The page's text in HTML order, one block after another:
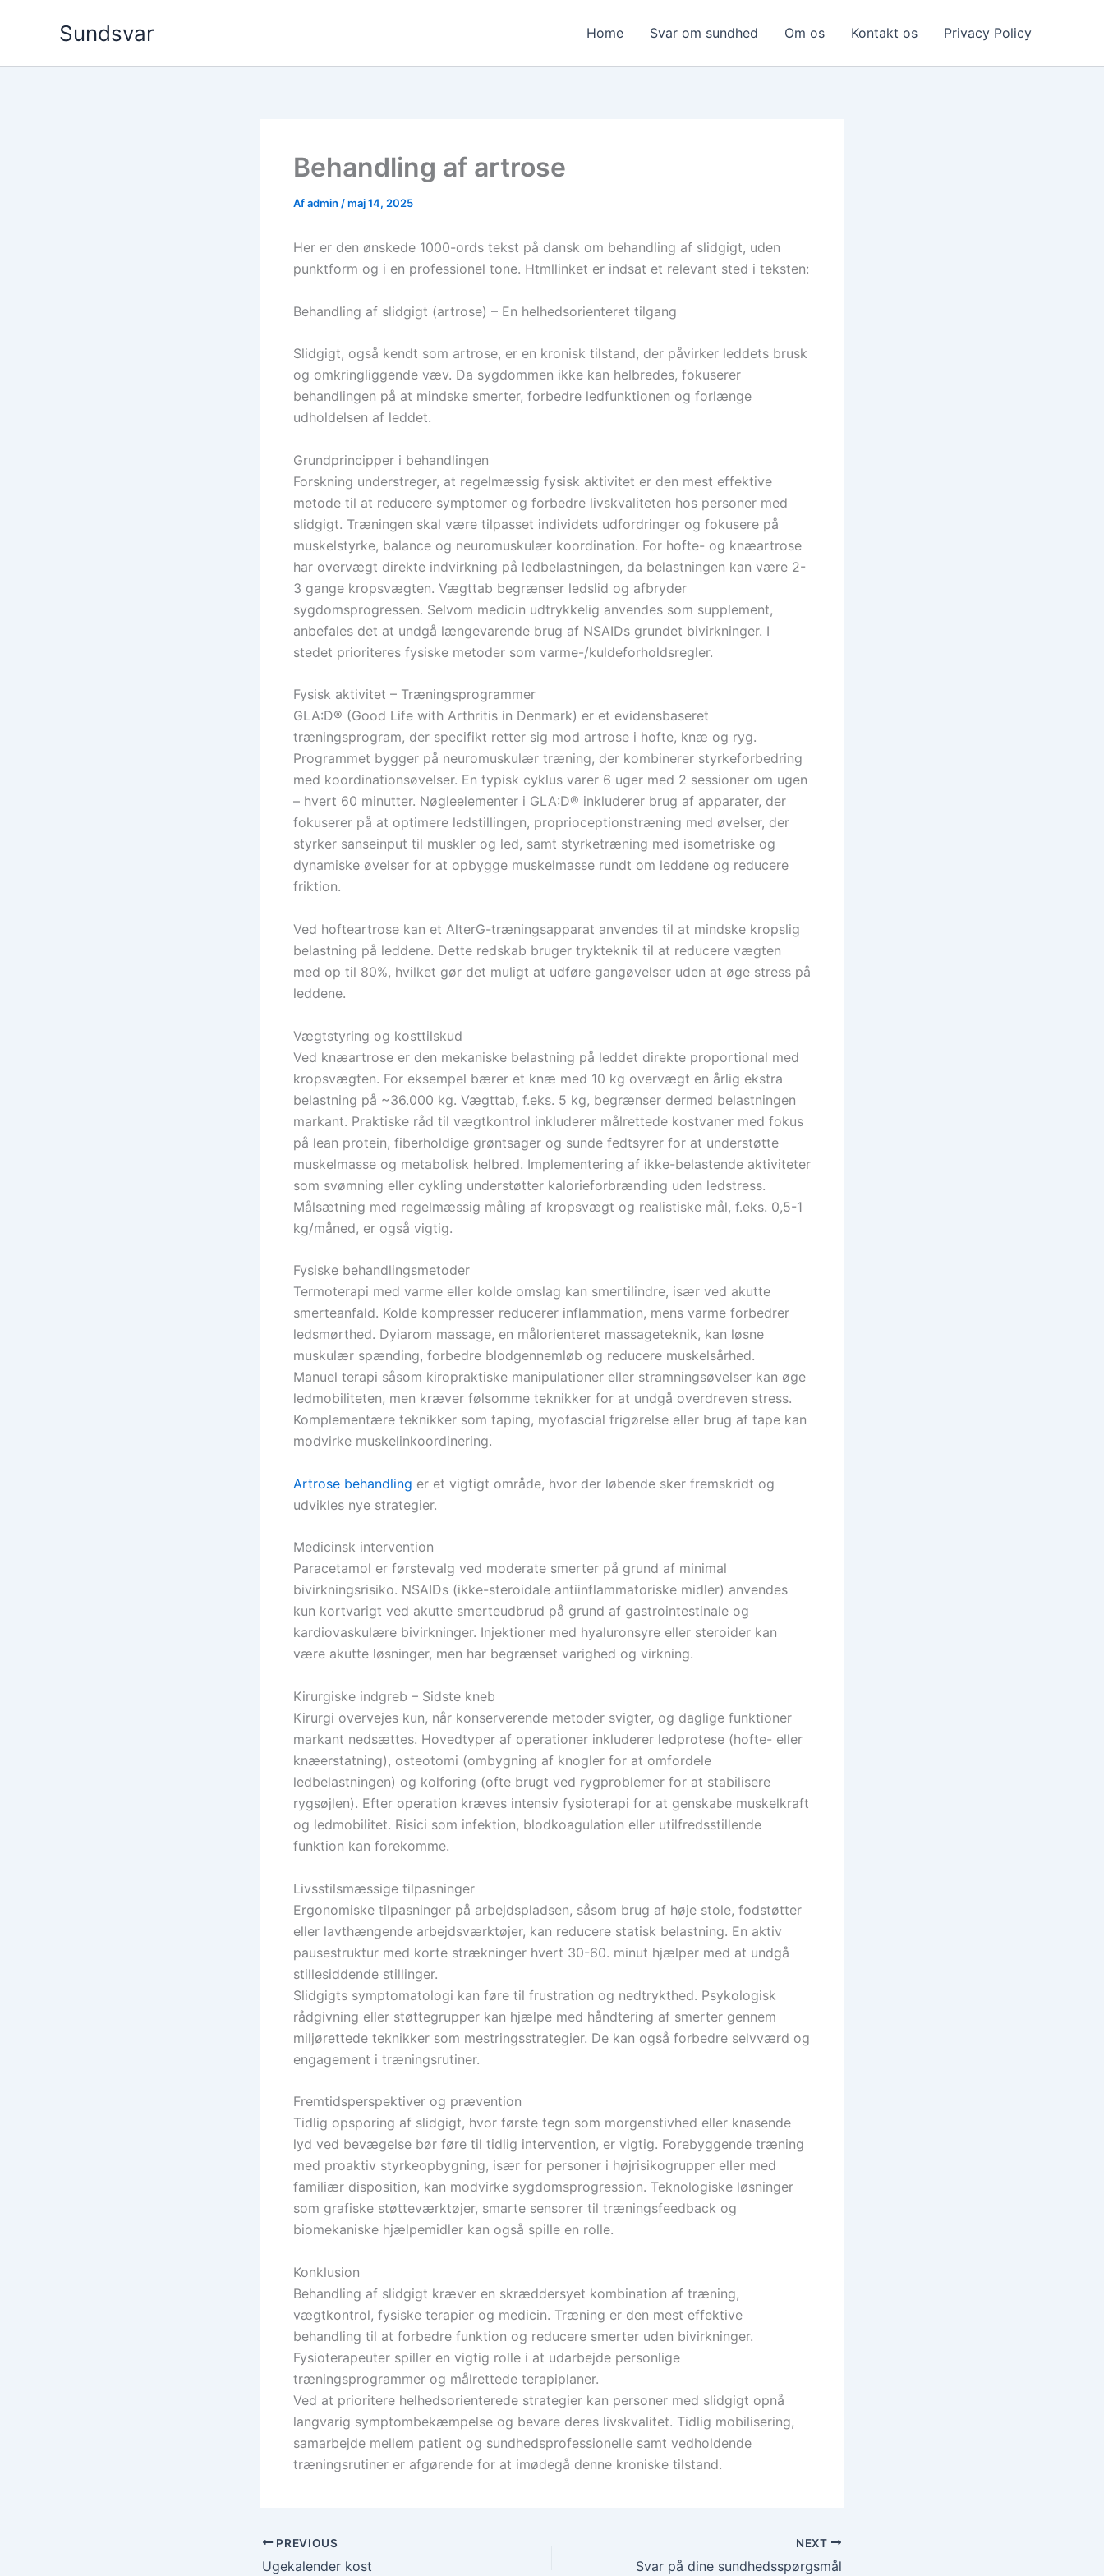
Sundsvar Home Svar om sundhed Om os Kontakt os Privacy Policy
Behandling af artrose
Afadmin /maj 14, 2025
Her er den ønskede 1000-ords tekst på dansk om behandling af slidgigt, uden
punktform og i en professionel tone. Htmllinket er indsat et relevant sted i teksten:
Behandling af slidgigt (artrose) – En helhedsorienteret tilgang
Slidgigt, også kendt som artrose, er en kronisk tilstand, der påvirker leddets brusk
og omkringliggende væv. Da sygdommen ikke kan helbredes, fokuserer
behandlingen på at mindske smerter, forbedre ledfunktionen og forlænge
udholdelsen af leddet.
Grundprincipper i behandlingen
Forskning understreger, at regelmæssig fysisk aktivitet er den mest effektive
metode til at reducere symptomer og forbedre livskvaliteten hos personer med
slidgigt. Træningen skal være tilpasset individets udfordringer og fokusere på
muskelstyrke, balance og neuromuskulær koordination. For hofte- og knæartrose
har overvægt direkte indvirkning på ledbelastningen, da belastningen kan være 2-
3 gange kropsvægten. Vægttab begrænser ledslid og afbryder
sygdomsprogressen. Selvom medicin udtrykkelig anvendes som supplement,
anbefales det at undgå længevarende brug af NSAIDs grundet bivirkninger. I
stedet prioriteres fysiske metoder som varme-/kuldeforholdsregler.
Fysisk aktivitet – Træningsprogrammer
GLA:D® (Good Life with Arthritis in Denmark) er et evidensbaseret
træningsprogram, der specifikt retter sig mod artrose i hofte, knæ og ryg.
Programmet bygger på neuromuskulær træning, der kombinerer styrkeforbedring
med koordinationsøvelser. En typisk cyklus varer 6 uger med 2 sessioner om ugen
– hvert 60 minutter. Nøgleelementer i GLA:D® inkluderer brug af apparater, der
fokuserer på at optimere ledstillingen, proprioceptionstræning med øvelser, der
styrker sanseinput til muskler og led, samt styrketræning med isometriske og
dynamiske øvelser for at opbygge muskelmasse rundt om leddene og reducere
friktion.
Ved hofteartrose kan et AlterG-træningsapparat anvendes til at mindske kropslig
belastning på leddene. Dette redskab bruger trykteknik til at reducere vægten
med op til 80%, hvilket gør det muligt at udføre gangøvelser uden at øge stress på
leddene.
Vægtstyring og kosttilskud
Ved knæartrose er den mekaniske belastning på leddet direkte proportional med
kropsvægten. For eksempel bærer et knæ med 10 kg overvægt en årlig ekstra
belastning på ~36.000 kg. Vægttab, f.eks. 5 kg, begrænser dermed belastningen
markant. Praktiske råd til vægtkontrol inkluderer målrettede kostvaner med fokus
på lean protein, fiberholdige grøntsager og sunde fedtsyrer for at understøtte
muskelmasse og metabolisk helbred. Implementering af ikke-belastende aktiviteter
som svømning eller cykling understøtter kalorieforbrænding uden ledstress.
Målsætning med regelmæssig måling af kropsvægt og realistiske mål, f.eks. 0,5-1
kg/måned, er også vigtig.
Fysiske behandlingsmetoder
Termoterapi med varme eller kolde omslag kan smertilindre, især ved akutte
smerteanfald. Kolde kompresser reducerer inflammation, mens varme forbedrer
ledsmørthed. Dyiarom massage, en målorienteret massageteknik, kan løsne
muskulær spænding, forbedre blodgennemløb og reducere muskelsårhed.
Manuel terapi såsom kiropraktiske manipulationer eller stramningsøvelser kan øge
ledmobiliteten, men kræver følsomme teknikker for at undgå overdreven stress.
Komplementære teknikker som taping, myofascial frigørelse eller brug af tape kan
modvirke muskelinkoordinering.
Artrose behandling er et vigtigt område, hvor der løbende sker fremskridt og
udvikles nye strategier.
Medicinsk intervention
Paracetamol er førstevalg ved moderate smerter på grund af minimal
bivirkningsrisiko. NSAIDs (ikke-steroidale antiinflammatoriske midler) anvendes
kun kortvarigt ved akutte smerteudbrud på grund af gastrointestinale og
kardiovaskulære bivirkninger. Injektioner med hyaluronsyre eller steroider kan
være akutte løsninger, men har begrænset varighed og virkning.
Kirurgiske indgreb – Sidste kneb
Kirurgi overvejes kun, når konserverende metoder svigter, og daglige funktioner
markant nedsættes. Hovedtyper af operationer inkluderer ledprotese (hofte- eller
knæerstatning), osteotomi (ombygning af knogler for at omfordele
ledbelastningen) og kolforing (ofte brugt ved rygproblemer for at stabilisere
rygsøjlen). Efter operation kræves intensiv fysioterapi for at genskabe muskelkraft
og ledmobilitet. Risici som infektion, blodkoagulation eller utilfredsstillende
funktion kan forekomme.
Livsstilsmæssige tilpasninger
Ergonomiske tilpasninger på arbejdspladsen, såsom brug af høje stole, fodstøtter
eller lavthængende arbejdsværktøjer, kan reducere statisk belastning. En aktiv
pausestruktur med korte strækninger hvert 30-60. minut hjælper med at undgå
stillesiddende stillinger.
Slidgigts symptomatologi kan føre til frustration og nedtrykthed. Psykologisk
rådgivning eller støttegrupper kan hjælpe med håndtering af smerter gennem
miljørettede teknikker som mestringsstrategier. De kan også forbedre selvværd og
engagement i træningsrutiner.
Fremtidsperspektiver og prævention
Tidlig opsporing af slidgigt, hvor første tegn som morgenstivhed eller knasende
lyd ved bevægelse bør føre til tidlig intervention, er vigtig. Forebyggende træning
med proaktiv styrkeopbygning, især for personer i højrisikogrupper eller med
familiær disposition, kan modvirke sygdomsprogression. Teknologiske løsninger
som grafiske støtteværktøjer, smarte sensorer til træningsfeedback og
biomekaniske hjælpemidler kan også spille en rolle.
Konklusion
Behandling af slidgigt kræver en skræddersyet kombination af træning,
vægtkontrol, fysiske terapier og medicin. Træning er den mest effektive
behandling til at forbedre funktion og reducere smerter uden bivirkninger.
Fysioterapeuter spiller en vigtig rolle i at udarbejde personlige
træningsprogrammer og målrettede terapiplaner.
Ved at prioritere helhedsorienterede strategier kan personer med slidgigt opnå
langvarig symptombekæmpelse og bevare deres livskvalitet. Tidlig mobilisering,
samarbejde mellem patient og sundhedsprofessionelle samt vedholdende
træningsrutiner er afgørende for at imødegå denne kroniske tilstand.
PREVIOUS
Ugekalender kost
NEXT
Svar på dine sundhedsspørgsmål